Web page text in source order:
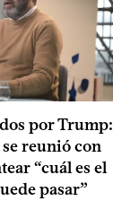
por Trump:
reunió con
“cuál es el
pasar”